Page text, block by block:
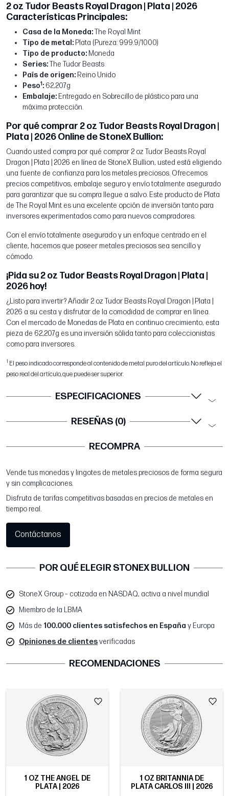
2 oz Tudor Beasts Royal Dragon | Plata | 2026
Características Principales:
Casa de la Moneda:The Royal Mint
Tipo de metal: Plata (Pureza: 999.9/1000)
Tipo de producto: Moneda
Series:The Tudor Beasts
País de origen: Reino Unido
Peso1: 62,207g
Embalaje: Entregado en Sobrecillo de plástico para una
máxima protección.
Por qué comprar 2 oz Tudor Beasts Royal Dragon |
Plata | 2026 Online de StoneX Bullion:
Cuando usted compra por qué comprar 2 oz Tudor Beasts Royal
Dragon | Plata | 2026 en línea de StoneX Bullion, usted está eligiendo
una fuente de confianza para los metales preciosos. Ofrecemos
precios competitivos, embalaje seguro y envío totalmente asegurado
para garantizar que su compra llegue a salvo. Este producto de Plata
de The Royal Mint es una excelente opción de inversión tanto para
inversores experimentados como para nuevos compradores.
Con el envío totalmente asegurado y un enfoque centrado en el
cliente, hacemos que poseer metales preciosos sea sencillo y
cómodo.
¡Pida su 2 oz Tudor Beasts Royal Dragon | Plata |
2026 hoy!
¿Listo para invertir? Añadir 2 oz Tudor Beasts Royal Dragon | Plata |
2026 a su cesta y disfrutar de la comodidad de comprar en línea.
Con el mercado de Monedas de Plata en continuo crecimiento, esta
pieza de 62,207g es una inversión sólida tanto para coleccionistas
como para inversores.
1 El peso indicado corresponde al contenido de metal puro del artículo. No refleja el
peso real del artículo, que puede ser superior.
ESPECIFICACIONES
RESEÑAS (0)
RECOMPRA
Vende tus monedas y lingotes de metales preciosos de forma segura
y sin complicaciones.
Disfruta de tarifas competitivas basadas en precios de metales en
tiempo real.
Contáctanos
POR QUÉ ELEGIR STONEX BULLION
StoneX Group – cotizada en NASDAQ, activa a nivel mundial
Miembro de la LBMA
Más de 100.000 clientes satisfechos en España y Europa
Opiniones de clientesverificadas
RECOMENDACIONES
1 OZ THE ANGEL DE
PLATA | 2026
1 OZ BRITANNIA DE
PLATA CARLOS III | 2026